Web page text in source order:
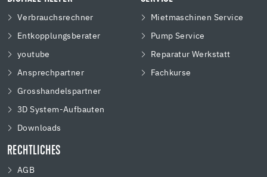
Verbrauchsrechner
Entkopplungsberater
youtube
Ansprechpartner
Grosshandelspartner
3D System-Aufbauten
Downloads
Mietmaschinen Service
Pump Service
Reparatur Werkstatt
Fachkurse
RECHTLICHES
AGB